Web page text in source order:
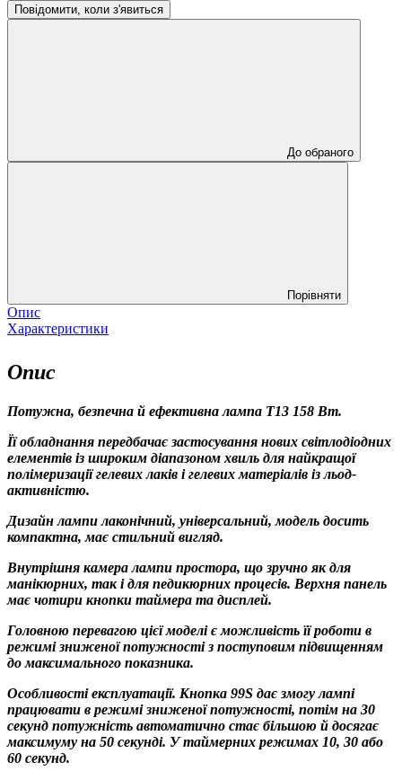
Повідомити, коли з'явиться
До обраного
Порівняти
Опис
Характеристики
Опис
Потужна, безпечна й ефективна лампа T13 158 Вт.
Її обладнання передбачає застосування нових світлодіодних
елементів із широким діапазоном хвиль для найкращої
полімеризації гелевих лаків і гелевих матеріалів із льод-
активністю.
Дизайн лампи лаконічний, універсальний, модель досить
компактна, має стильний вигляд.
Внутрішня камера лампи простора, що зручно як для
манікюрних, так і для педикюрних процесів. Верхня панель
має чотири кнопки таймера та дисплей.
Головною перевагою цієї моделі є можливість її роботи в
режимі зниженої потужності з поступовим підвищенням
до максимального показника.
Особливості експлуатації. Кнопка 99S дає змогу лампі
працювати в режимі зниженої потужності, потім на 30
секунд потужність автоматично стає більшою й досягає
максимуму на 50 секунді. У таймерних режимах 10, 30 або
60 секунд.